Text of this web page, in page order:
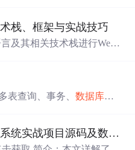
能，是Java Web开发的核
序，运行于服务器端，可
用可以分为以下几个方
栈、框架与实战技巧
及其相关技术栈进行Web
器端逻辑处理以及数据库
表查询、事务、数据库优
实战项目源码及数据库设计